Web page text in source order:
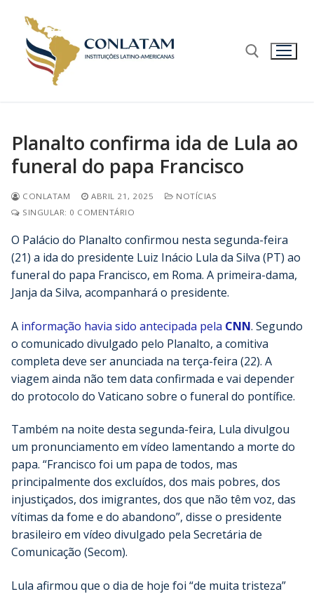
Planalto confirma ida de Lula ao
funeral do papa Francisco
CONLATAM ABRIL 21, 2025
NOTÍCIAS
SINGULAR: 0 COMENTÁRIO
O Palácio do Planalto confirmou nesta segunda-feira
(21) a ida do presidente Luiz Inácio Lula da Silva (PT) ao
funeral do papa Francisco, em Roma. A primeira-dama,
Janja da Silva, acompanhará o presidente.
A informação havia sido antecipada pela CNN. Segundo
o comunicado divulgado pelo Planalto, a comitiva
completa deve ser anunciada na terça-feira (22). A
viagem ainda não tem data confirmada e vai depender
do protocolo do Vaticano sobre o funeral do pontífice.
Também na noite desta segunda-feira, Lula divulgou
um pronunciamento em vídeo lamentando a morte do
papa. “Francisco foi um papa de todos, mas
principalmente dos excluídos, dos mais pobres, dos
injustiçados, dos imigrantes, dos que não têm voz, das
vítimas da fome e do abandono”, disse o presidente
brasileiro em vídeo divulgado pela Secretária de
Comunicação (Secom).
Lula afirmou que o dia de hoje foi “de muita tristeza”